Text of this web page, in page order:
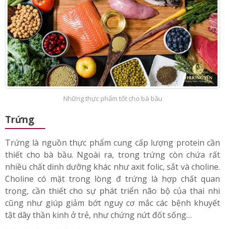
Trứng
Trứng là nguồn thực phẩm cung cấp lượng protein cần
thiết cho bà bầu. Ngoài ra, trong trứng còn chứa rất
nhiều chất dinh dưỡng khác như axit folic, sắt và choline.
Choline có mặt trong lòng đ trứng là hợp chất quan
trọng, cần thiết cho sự phát triển não bộ của thai nhi